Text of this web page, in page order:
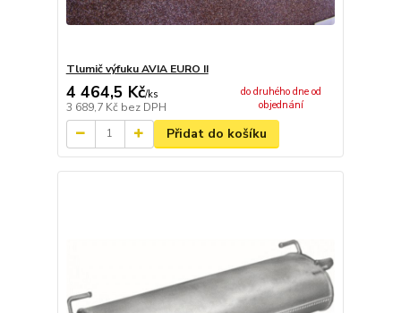
Tlumič výfuku AVIA EURO II
4 464,5 Kč/ks
3 689,7 Kč bez DPH
do druhého dne od
objednání
Přidat do košíku